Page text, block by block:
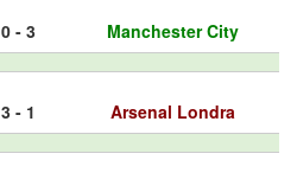
0 - 3 Manchester City
3 - 1 Arsenal Londra